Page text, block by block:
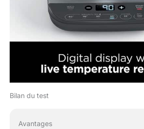
Bilan du test
Avantages